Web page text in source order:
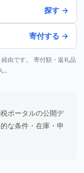
探す →
寄付する →
由です。 寄付額・返礼品
ポータルの公開デ
な条件・在庫・申